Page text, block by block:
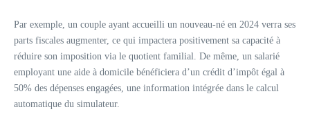
Par exemple, un couple ayant accueilli un nouveau-né en 2024 verra ses
parts fiscales augmenter, ce qui impactera positivement sa capacité à
réduire son imposition via le quotient familial. De même, un salarié
employant une aide à domicile bénéficiera d’un crédit d’impôt égal à
50% des dépenses engagées, une information intégrée dans le calcul
automatique du simulateur.